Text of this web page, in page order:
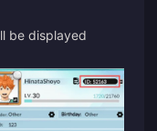
be displayed